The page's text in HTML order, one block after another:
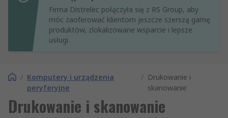
Firma Distrelec połączyła się z RS Group, aby
móc zaoferować klientom jeszcze szerszą gamę
produktów, zlokalizowane wsparcie i lepsze
usługi.
/ Komputery i urządzenia
peryferyjne
/ Drukowanie i
skanowanie
Drukowanie i skanowanie